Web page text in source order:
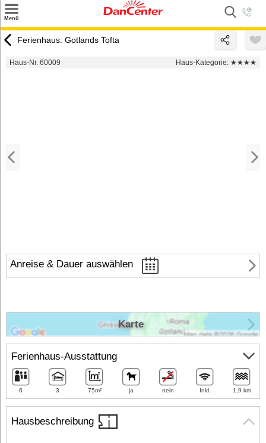
Menü
Urlaubsziele
Ferienhaus: Gotlands Tofta
Haus-Nr. 60009 Haus-Kategorie: ★★★★
Anreise & Dauer auswählen
Hausbeschreibung
Ferienhaus-Ausstattung
6 3 75m² ja nein Inkl. 1,9 km
Karte